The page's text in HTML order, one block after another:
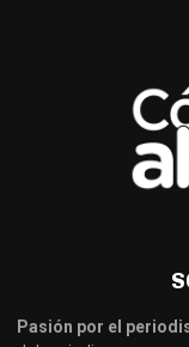
Pasión por el